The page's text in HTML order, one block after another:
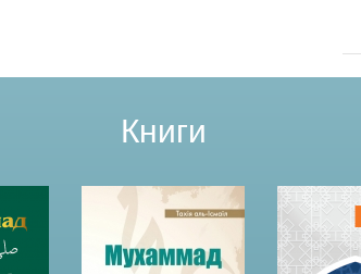
Книги